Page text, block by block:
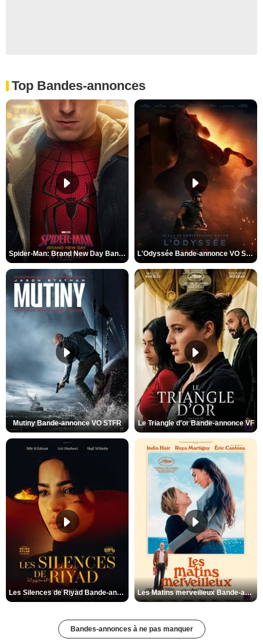
Top Bandes-annonces
Spider-Man: Brand New Day Bande-annonce VO STFR L'Odyssée Bande-annonce VO STFR
Mutiny Bande-annonce VO STFR Le Triangle d'or Bande-annonce VF
Les Silences de Riyad Bande-annonce VO STFR Les Matins merveilleux Bande-annonce VF
Bandes-annonces à ne pas manquer